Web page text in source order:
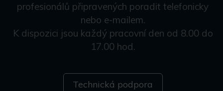
profesionálů připravených poradit telefonicky
nebo e-mailem.
K dispozici jsou každý pracovní den od 8.00 do
17.00 hod.
Technická podpora